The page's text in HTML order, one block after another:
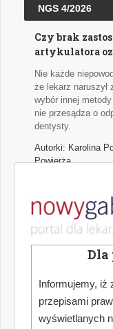
NGS 4/2026
Czy brak
artykulatora
Nie każde
że lekarz naruszył
wybór innej
nie przesądza o
dentysty.
Autorki: Karolina
Powierża
Przegląd
Najważniejsze
medycznych z
Autor: Hanna
Jak dokonać
Dla
Informujemy, iż
przepisami
wyświetlanych